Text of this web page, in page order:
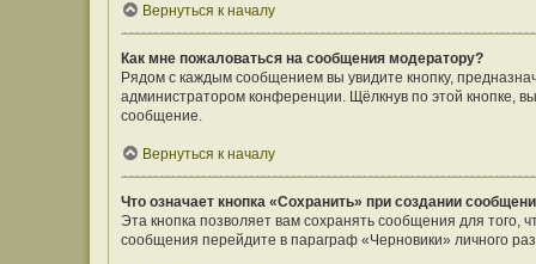
Вернуться к началу
Как мне пожаловаться на сообщения модератору?
Рядом с каждым сообщением вы увидите кнопку,
администратором конференции. Щёлкнув по этой кнопке,
сообщение.
Вернуться к началу
Что означает кнопка «Сохранить» при создании
Эта кнопка позволяет вам сохранять сообщения для того,
сообщения перейдите в параграф «Черновики» личного